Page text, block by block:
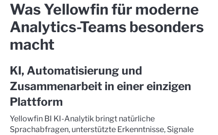
Was Yellowfin für moderne
Analytics-Teams besonders
macht
KI, Automatisierung und
Zusammenarbeit in einer einzigen
Plattform
Yellowfin BI KI-Analytik bringt natürliche
Sprachabfragen, unterstützte Erkenntnisse, Signale